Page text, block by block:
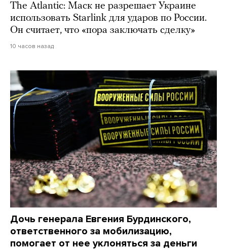
The Atlantic: Маск не разрешает Украине
использовать Starlink для ударов по России.
Он считает, что «пора заключать сделку»
10 часов назад
Дочь генерала Евгения Бурдинского,
ответственного за мобилизацию,
помогает от нее уклоняться за деньги